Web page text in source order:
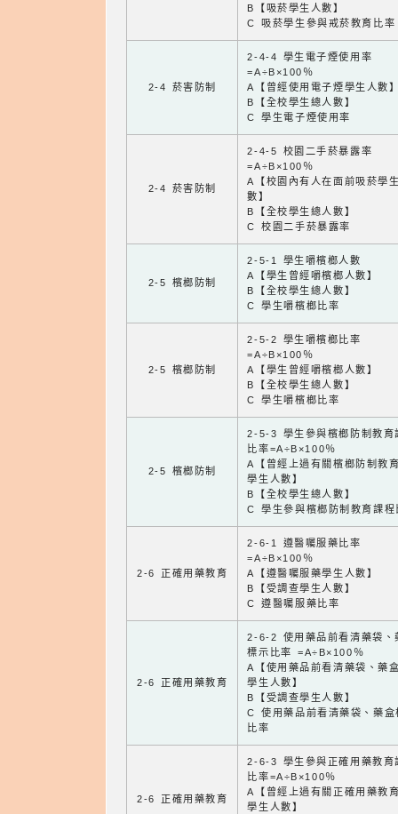
B【吸菸學生人數】
C 吸菸學生參與戒菸教育比率
2-4 菸害防制
2-4-4 學生電子煙使用率
=A÷B×100％
A【曾經使用電子煙學生人數
B【全校學生總人數】
C 學生電子煙使用率
2-4 菸害防制
2-4-5 校園二手菸暴露率
=A÷B×100％
A【校園內有人在面前吸菸學
數】
B【全校學生總人數】
C 校園二手菸暴露率
2-5 檳榔防制
2-5-1 學生嚼檳榔人數
A【學生曾經嚼檳榔人數】
B【全校學生總人數】
C 學生嚼檳榔比率
2-5 檳榔防制
2-5-2 學生嚼檳榔比率
=A÷B×100％
A【學生曾經嚼檳榔人數】
B【全校學生總人數】
C 學生嚼檳榔比率
2-5 檳榔防制
2-5-3 學生參與檳榔防制教育
比率=A÷B×100％
A【曾經上過有關檳榔防制教
學生人數】
B【全校學生總人數】
C 學生參與檳榔防制教育課程
2-6 正確用藥教育
2-6-1 遵醫囑服藥比率
=A÷B×100％
A【遵醫囑服藥學生人數】
B【受調查學生人數】
C 遵醫囑服藥比率
2-6 正確用藥教育
2-6-2 使用藥品前看清藥袋、
標示比率 =A÷B×100％
A【使用藥品前看清藥袋、藥
學生人數】
B【受調查學生人數】
C 使用藥品前看清藥袋、藥盒
比率
2-6 正確用藥教育
2-6-3 學生參與正確用藥教育
比率=A÷B×100％
A【曾經上過有關正確用藥教
學生人數】